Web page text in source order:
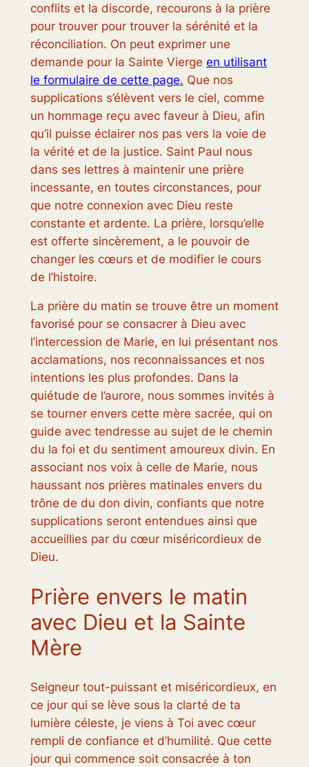
conflits et la discorde, recourons à la prière
pour trouver pour trouver la sérénité et la
réconciliation. On peut exprimer une
demande pour la Sainte Vierge en utilisant
le formulaire de cette page. Que nos
supplications s’élèvent vers le ciel, comme
un hommage reçu avec faveur à Dieu, afin
qu’il puisse éclairer nos pas vers la voie de
la vérité et de la justice. Saint Paul nous
dans ses lettres à maintenir une prière
incessante, en toutes circonstances, pour
que notre connexion avec Dieu reste
constante et ardente. La prière, lorsqu’elle
est offerte sincèrement, a le pouvoir de
changer les cœurs et de modifier le cours
de l’histoire.
La prière du matin se trouve être un moment
favorisé pour se consacrer à Dieu avec
l’intercession de Marie, en lui présentant nos
acclamations, nos reconnaissances et nos
intentions les plus profondes. Dans la
quiétude de l’aurore, nous sommes invités à
se tourner envers cette mère sacrée, qui on
guide avec tendresse au sujet de le chemin
du la foi et du sentiment amoureux divin. En
associant nos voix à celle de Marie, nous
haussant nos prières matinales envers du
trône de du don divin, confiants que notre
supplications seront entendues ainsi que
accueillies par du cœur miséricordieux de
Dieu.
Prière envers le matin
avec Dieu et la Sainte
Mère
Seigneur tout-puissant et miséricordieux, en
ce jour qui se lève sous la clarté de ta
lumière céleste, je viens à Toi avec cœur
rempli de confiance et d’humilité. Que cette
jour qui commence soit consacrée à ton